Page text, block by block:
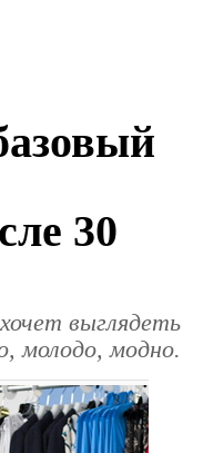
30
выглядеть
молодо, модно.